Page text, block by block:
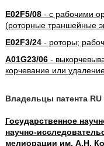
E02F5/08- с рабочими
(роторные траншейные
E02F3/24- роторы;
A01G23/06-
корчевание или
Владельцы патента RU
Государственное
научно-
мелиорации им. А.Н.